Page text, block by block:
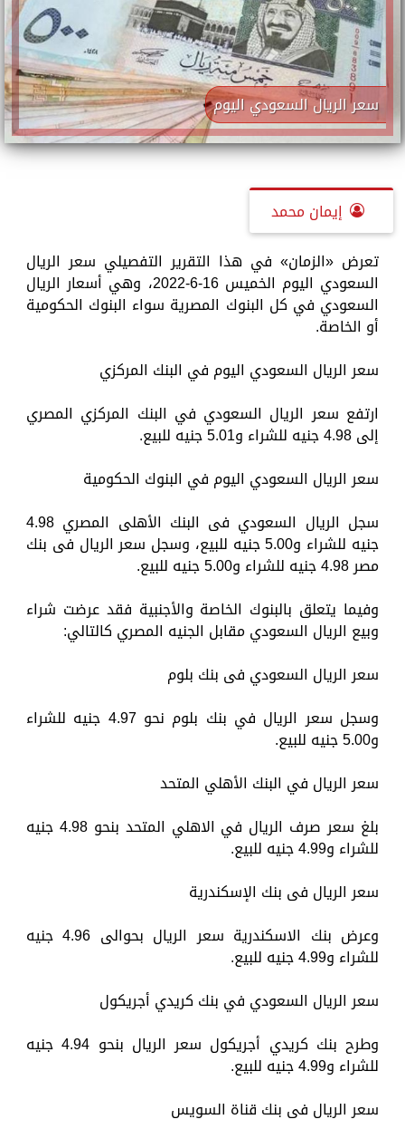
سعر الريال السعودي اليوم
إيمان محمد
تعرض «الزمان» في هذا التقرير التفصيلي سعر الريال
السعودي اليوم الخميس 16-6-2022، وهي أسعار الريال
السعودي في كل البنوك المصرية سواء البنوك الحكومية
أو الخاصة.
سعر الريال السعودي اليوم في البنك المركزي
ارتفع سعر الريال السعودي في البنك المركزي المصري
إلى 4.98 جنيه للشراء و5.01 جنيه للبيع.
سعر الريال السعودي اليوم في البنوك الحكومية
سجل الريال السعودي فى البنك الأهلى المصري 4.98
جنيه للشراء و5.00 جنيه للبيع، وسجل سعر الريال فى بنك
مصر 4.98 جنيه للشراء و5.00 جنيه للبيع.
وفيما يتعلق بالبنوك الخاصة والأجنبية فقد عرضت شراء
وبيع الريال السعودي مقابل الجنيه المصري كالتالي:
سعر الريال السعودي فى بنك بلوم
وسجل سعر الريال في بنك بلوم نحو 4.97 جنيه للشراء
و5.00 جنيه للبيع.
سعر الريال في البنك الأهلي المتحد
بلغ سعر صرف الريال في الاهلي المتحد بنحو 4.98 جنيه
للشراء و4.99 جنيه للبيع.
سعر الريال فى بنك الإسكندرية
وعرض بنك الاسكندرية سعر الريال بحوالى 4.96 جنيه
للشراء و4.99 جنيه للبيع.
سعر الريال السعودي في بنك كريدي أجريكول
وطرح بنك كريدي أجريكول سعر الريال بنحو 4.94 جنيه
للشراء و4.99 جنيه للبيع.
سعر الريال فى بنك قناة السويس